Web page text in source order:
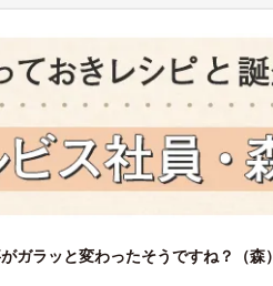
ガラッと変わったそうですね？（森）